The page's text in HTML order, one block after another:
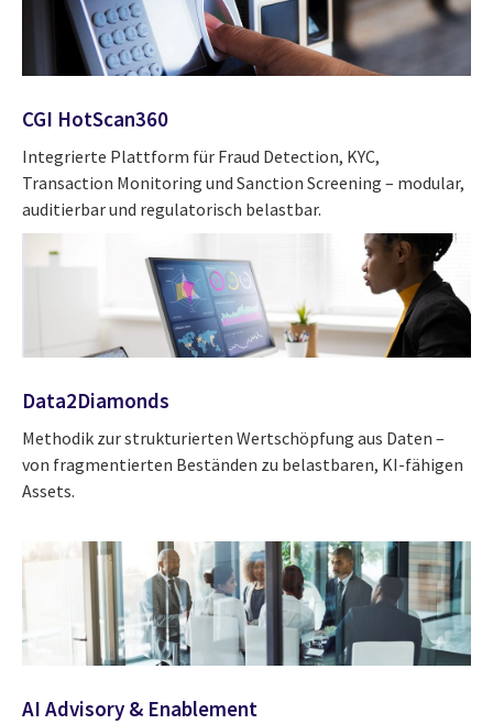
CGI HotScan360
Integrierte Plattform für Fraud Detection, KYC,
Transaction Monitoring und Sanction Screening – modular,
auditierbar und regulatorisch belastbar.
Data2Diamonds
Methodik zur strukturierten Wertschöpfung aus Daten –
von fragmentierten Beständen zu belastbaren, KI-fähigen
Assets.
AI Advisory & Enablement